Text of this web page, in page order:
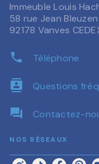
Immeuble Louis
58 rue Jean Bleuzen
92178 Vanves
phone Téléphone
contacts Questions
question_answer Contactez-
NOS RÉSEAUX